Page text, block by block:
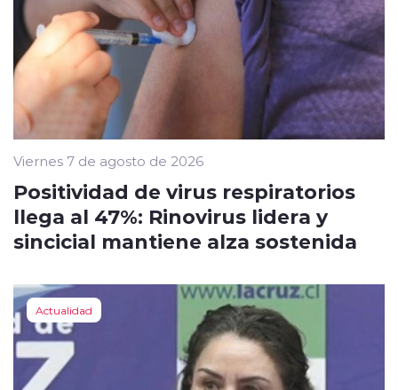
Viernes 7 de agosto de 2026
Positividad de virus respiratorios
llega al 47%: Rinovirus lidera y
sincicial mantiene alza sostenida
Actualidad